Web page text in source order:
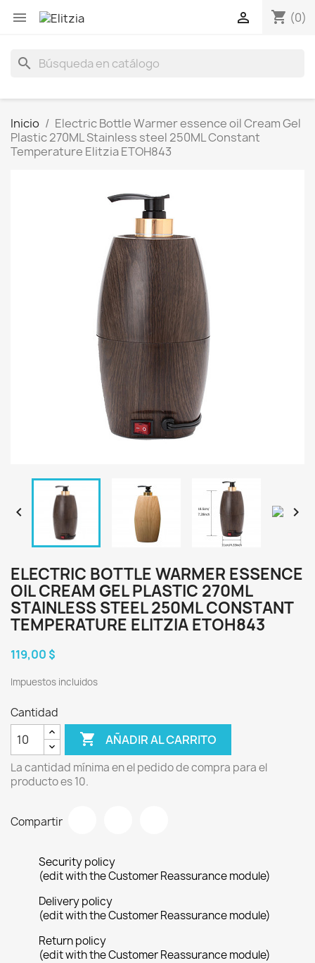
 shopping_cart (0)

search
Inicio
Electric Bottle Warmer essence oil Cream Gel
Plastic 270ML Stainless steel 250ML Constant
Temperature Elitzia ETOH843
 
ELECTRIC BOTTLE WARMER ESSENCE
OIL CREAM GEL PLASTIC 270ML
STAINLESS STEEL 250ML CONSTANT
TEMPERATURE ELITZIA ETOH843
119,00 $
Impuestos incluidos
Cantidad
 AÑADIR AL CARRITO
La cantidad mínima en el pedido de compra para el
producto es 10.
Compartir
Security policy
(edit with the Customer Reassurance module)
Delivery policy
(edit with the Customer Reassurance module)
Return policy
(edit with the Customer Reassurance module)